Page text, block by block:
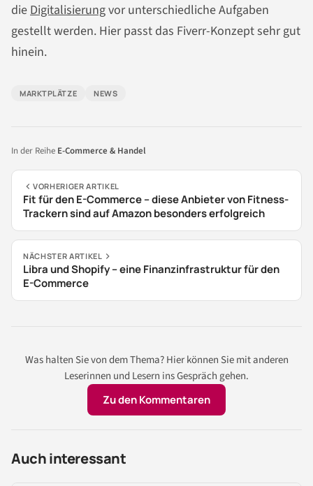
die Digitalisierungvor unterschiedliche Aufgaben
gestellt werden. Hier passt das Fiverr-Konzept sehr gut
hinein.
MARKTPLÄTZE NEWS
In der Reihe E-Commerce & Handel
VORHERIGER ARTIKEL
Fit für den E-Commerce – diese Anbieter von Fitness-
Trackern sind auf Amazon besonders erfolgreich
NÄCHSTER ARTIKEL
Libra und Shopify – eine Finanzinfrastruktur für den
E-Commerce
Was halten Sie von dem Thema? Hier können Sie mit anderen
Leserinnen und Lesern ins Gespräch gehen.
Zu den Kommentaren
Auch interessant